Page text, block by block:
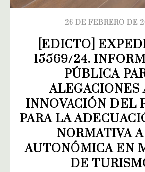
26 DE FEBRERO DE
[EDICTO]
15569/24.
PÚBLICA
ALEGACIONES
INNOVACIÓN DEL
PARA LA
NORMATIVA
AUTONÓMICA EN
DE